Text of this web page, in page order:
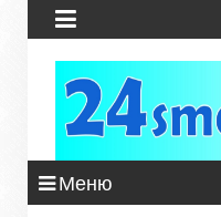

Меню